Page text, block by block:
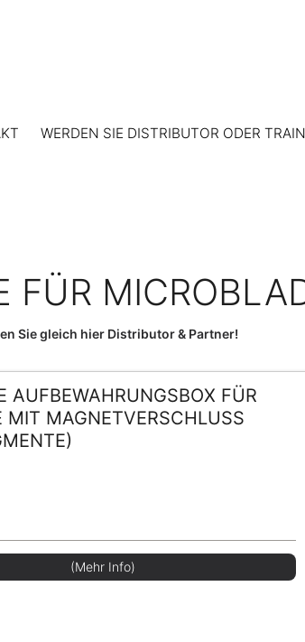
WERDEN SIE DISTRIBUTOR ODER
FÜR
Sie gleich hier Distributor & Partner!
AUFBEWAHRUNGSBOX FÜR
MIT MAGNETVERSCHLUSS
(Mehr Info)